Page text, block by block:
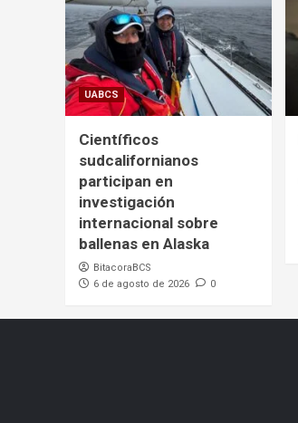
UABCS
Científicos
sudcalifornianos
participan en
investigación
internacional sobre
ballenas en Alaska
BitacoraBCS
6 de agosto de 2026
0